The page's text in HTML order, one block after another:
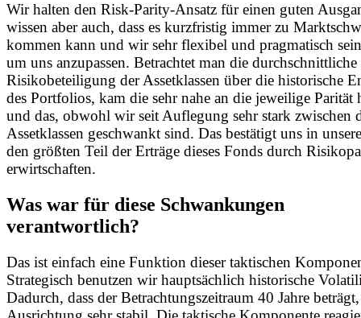
Wir halten den Risk-Parity-Ansatz für einen guten
wissen aber auch, dass es kurzfristig immer zu
kommen kann und wir sehr flexibel und pragmatisch
um uns anzupassen. Betrachtet man die durchschnittliche
Risikobeteiligung der Assetklassen über die historische
des Portfolios, kam die sehr nahe an die jeweilige Parität
und das, obwohl wir seit Auflegung sehr stark zwischen
Assetklassen geschwankt sind. Das bestätigt uns in
den größten Teil der Erträge dieses Fonds durch
erwirtschaften.
Was war für diese Schwankungen
verantwortlich?
Das ist einfach eine Funktion dieser taktischen
Strategisch benutzen wir hauptsächlich historische
Dadurch, dass der Betrachtungszeitraum 40 Jahre